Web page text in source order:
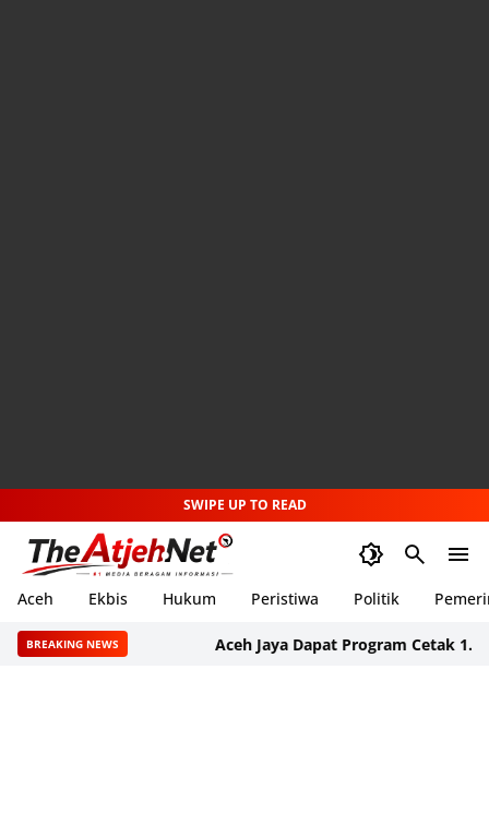
SWIPE UP TO READ
Aceh Ekbis Hukum Peristiwa Politik
BREAKING NEWS Aceh Jaya Dapat Program Cetak 1.000